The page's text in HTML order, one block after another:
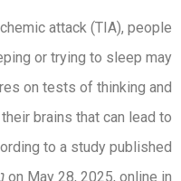
attack (TIA), people
or trying to sleep may
on tests of thinking and
brains that can lead to
to a study published
on May 28, 2025, online in